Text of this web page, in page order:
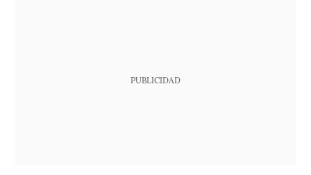
PUBLICIDAD